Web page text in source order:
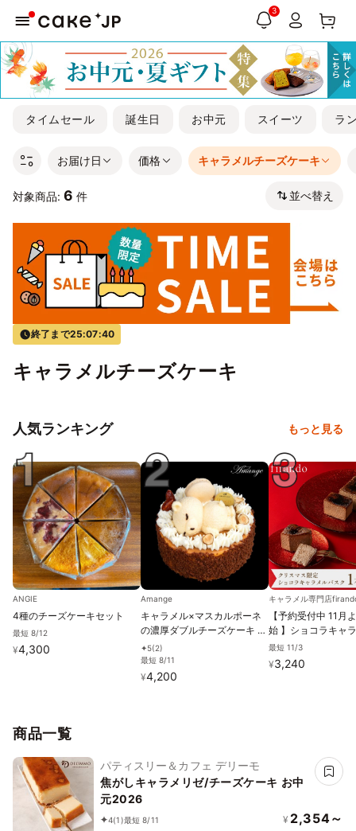
3
タイムセール 誕生日 お中元 スイーツ ラ
お届け日 価格 キャラメルチーズケーキ
対象商品: 6 件 並べ替え
終了まで25:07:40
キャラメルチーズケーキ
人気ランキング もっと見る
ANGIE
4種のチーズケーキセット
最短 8/12
¥4,300
Amange
キャラメル×マスカルポーネ
の濃厚ダブルチーズケーキ 4
号（12cm）｜誕生日・ギフ
トに人気
✦5(2)
最短 8/11
¥4,200
【予約受付中 11月
始 】ショコラキャ
クチーズケーキ 即
定日可 お中元2026
最短 11/3
¥3,240
商品一覧
パティスリー＆カフェ デリーモ
焦がしキャラメリゼ/チーズケーキ お中
元2026
4(1)最短 8/11 ¥ 2,354～